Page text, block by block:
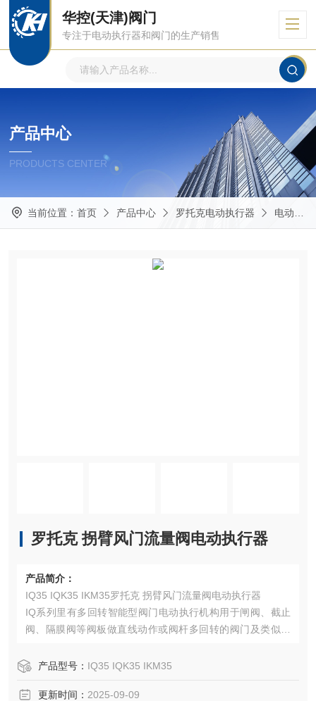
华控(天津)阀门
专注于电动执行器和阀门的生产销售
产品中心
PRODUCTS CENTER
当前位置： 首页 产品中心 罗托克电动执行器 电动执行机构
罗托克 拐臂风门流量阀电动执行器
产品简介：
IQ35 IQK35 IKM35罗托克 拐臂风门流量阀电动执行器
IQ系列里有多回转智能型阀门电动执行机构用于闸阀、截止
阀、隔膜阀等阀板做直线动作或阀杆多回转的阀门及类似机
产品型号： IQ35 IQK35 IKM35
更新时间： 2025-09-09